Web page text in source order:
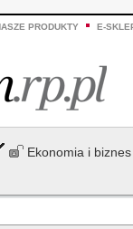
PRODUKTY E-
Ekonomia i biznes